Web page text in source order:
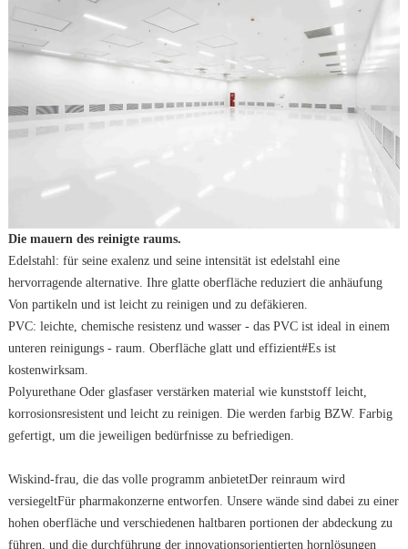
Die mauern des reinigte raums.
Edelstahl: für seine exalenz und seine intensität ist edelstahl eine
hervorragende alternative. Ihre glatte oberfläche reduziert die anhäufung
Von partikeln und ist leicht zu reinigen und zu defäkieren.
PVC: leichte, chemische resistenz und wasser - das PVC ist ideal in einem
unteren reinigungs - raum. Oberfläche glatt und effizient#Es ist
kostenwirksam.
Polyurethane Oder glasfaser verstärken material wie kunststoff leicht,
korrosionsresistent und leicht zu reinigen. Die werden farbig BZW. Farbig
gefertigt, um die jeweiligen bedürfnisse zu befriedigen.
Wiskind-frau, die das volle programm anbietetDer reinraum wird
versiegeltFür pharmakonzerne entworfen. Unsere wände sind dabei zu einer
hohen oberfläche und verschiedenen haltbaren portionen der abdeckung zu
führen, und die durchführung der innovationsorientierten hornlösungen